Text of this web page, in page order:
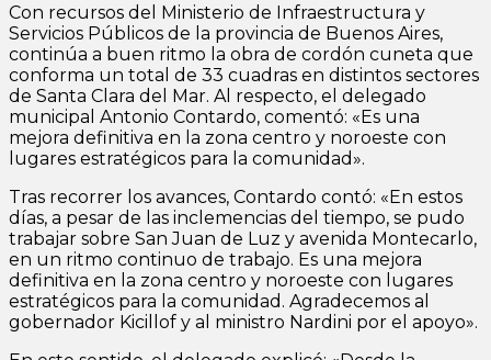
Con recursos del Ministerio de Infraestructura y
Servicios Públicos de la provincia de Buenos Aires,
continúa a buen ritmo la obra de cordón cuneta que
conforma un total de 33 cuadras en distintos sectores
de Santa Clara del Mar. Al respecto, el delegado
municipal Antonio Contardo, comentó: «Es una
mejora definitiva en la zona centro y noroeste con
lugares estratégicos para la comunidad».
Tras recorrer los avances, Contardo contó: «En estos
días, a pesar de las inclemencias del tiempo, se pudo
trabajar sobre San Juan de Luz y avenida Montecarlo,
en un ritmo continuo de trabajo. Es una mejora
definitiva en la zona centro y noroeste con lugares
estratégicos para la comunidad. Agradecemos al
gobernador Kicillof y al ministro Nardini por el apoyo».